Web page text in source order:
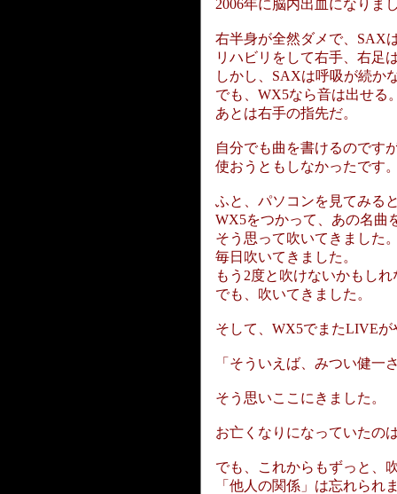
2006年に脳内出血になりま
右半身が全然ダメで、SAX
リハビリをして右手、右足
しかし、SAXは呼吸が続か
でも、WX5なら音は出せる
あとは右手の指先だ。
自分でも曲を書けるのです
使おうともしなかったです
ふと、パソコンを見てみる
WX5をつかって、あの名曲
そう思って吹いてきました
毎日吹いてきました。
もう2度と吹けないかもしれ
でも、吹いてきました。
そして、WX5でまたLIVE
「そういえば、みつい健一
そう思いここにきました。
お亡くなりになっていたの
でも、これからもずっと、
「他人の関係」は忘れられ